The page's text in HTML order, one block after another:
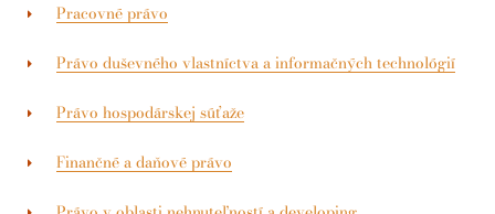
Pracovné právo
Právo duševného vlastníctva a informačných technológií
Právo hospodárskej súťaže
Finančné a daňové právo